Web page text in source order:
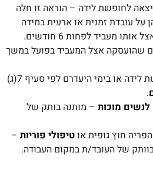
לחופשת לידה – הוראה זו חלה
על עובדת זמנית או ארעית במידה
מעביד לפחות 6 חודשים.
שהועסקה אצל המעביד בפועל במשך
עובד או עובדת בחופשת לידה או בימי היעדרם לפי סעיף 7(ג)
.
מוכות – מותנה בותק של
חוץ גופית אוטיפולי פוריות –
של העובד/ת במקום העבודה.